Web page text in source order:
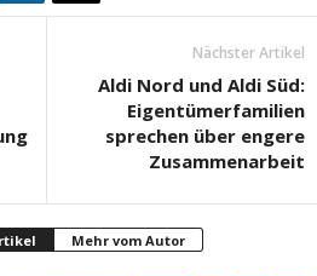
Nächster Artikel
Aldi Nord und Aldi Süd:
Eigentümerfamilien
sprechen über engere
Zusammenarbeit
Mehr vom Autor